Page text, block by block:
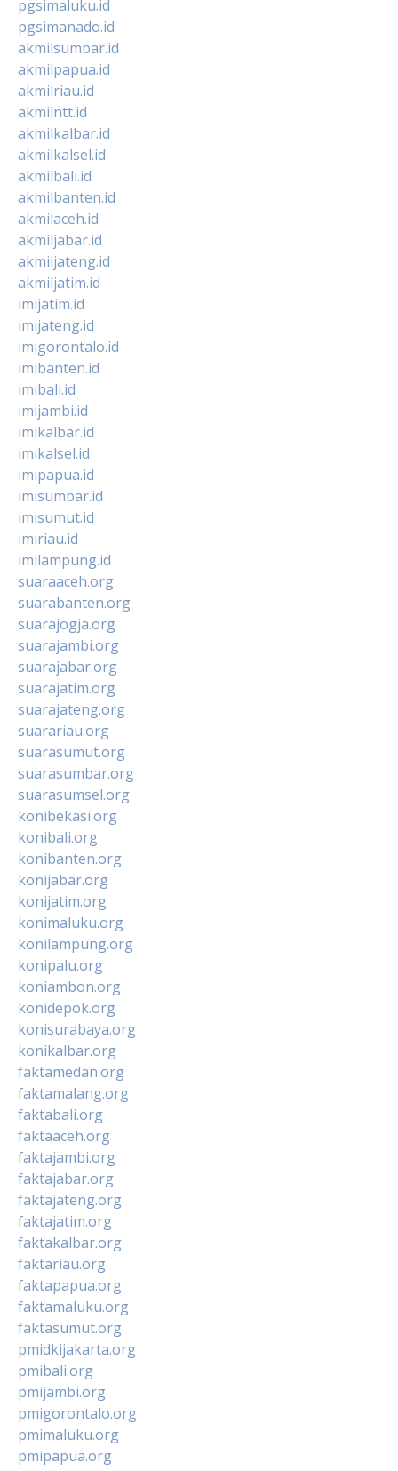
pgsimaluku.id
pgsimanado.id
akmilsumbar.id
akmilpapua.id
akmilriau.id
akmilntt.id
akmilkalbar.id
akmilkalsel.id
akmilbali.id
akmilbanten.id
akmilaceh.id
akmiljabar.id
akmiljateng.id
akmiljatim.id
imijatim.id
imijateng.id
imigorontalo.id
imibanten.id
imibali.id
imijambi.id
imikalbar.id
imikalsel.id
imipapua.id
imisumbar.id
imisumut.id
imiriau.id
imilampung.id
suaraaceh.org
suarabanten.org
suarajogja.org
suarajambi.org
suarajabar.org
suarajatim.org
suarajateng.org
suarariau.org
suarasumut.org
suarasumbar.org
suarasumsel.org
konibekasi.org
konibali.org
konibanten.org
konijabar.org
konijatim.org
konimaluku.org
konilampung.org
konipalu.org
koniambon.org
konidepok.org
konisurabaya.org
konikalbar.org
faktamedan.org
faktamalang.org
faktabali.org
faktaaceh.org
faktajambi.org
faktajabar.org
faktajateng.org
faktajatim.org
faktakalbar.org
faktariau.org
faktapapua.org
faktamaluku.org
faktasumut.org
pmidkijakarta.org
pmibali.org
pmijambi.org
pmigorontalo.org
pmimaluku.org
pmipapua.org